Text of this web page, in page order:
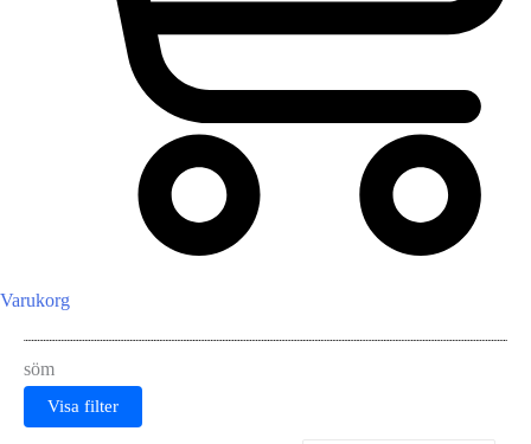
Varukorg
söm
Visa filter